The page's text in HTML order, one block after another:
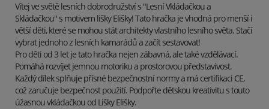
Vítej ve světě lesních dobrodružství s "Lesní Vkládačkou a
Skládačkou" s motivem lišky Elišky! Tato hračka je vhodná pro menší i
větší děti, které se mohou stát architekty vlastního lesního světa. Stačí
vybrat jednoho z lesních kamarádů a začít sestavovat!
Pro děti od 3 let je tato hračka nejen zábavná, ale také vzdělávací.
Pomáhá rozvíjet jemnou motoriku a prostorovou představivost.
Každý dílek splňuje přísné bezpečnostní normy a má certifikaci CE,
což zaručuje bezpečnost použití. Podpořte dětskou kreativitu s touto
úžasnou vkládačkou od Lišky Elišky.